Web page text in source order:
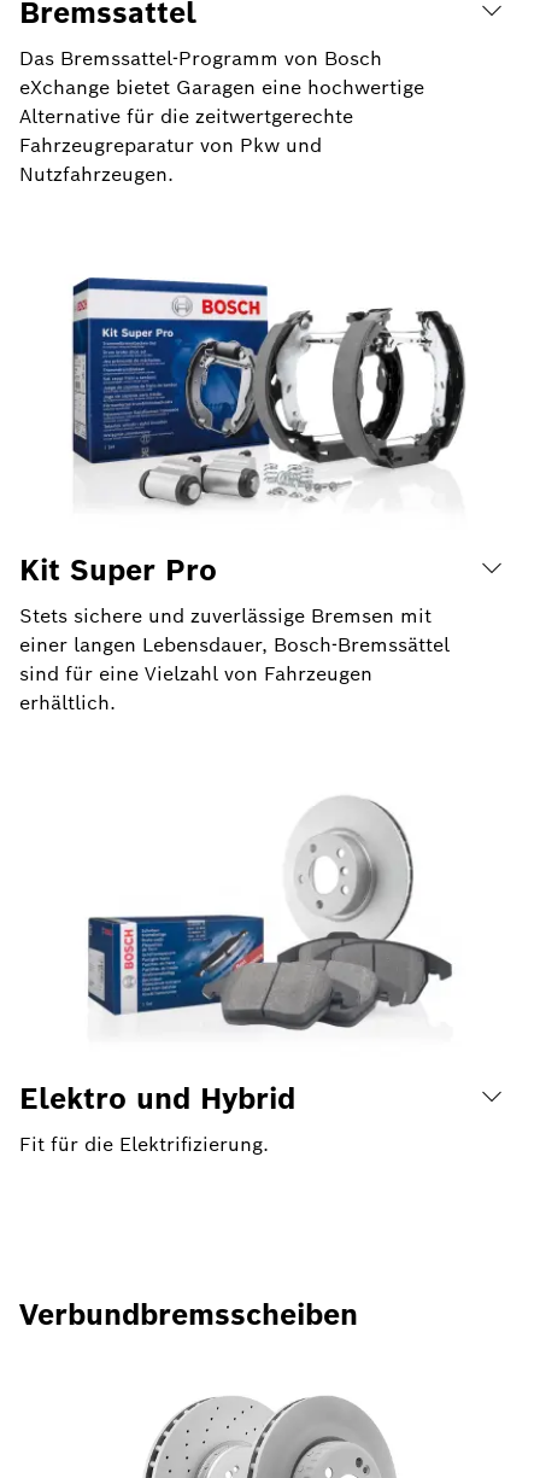
Bremssattel
Das Bremssattel-Programm von Bosch
eXchange bietet Garagen eine hochwertige
Alternative für die zeitwertgerechte
Fahrzeugreparatur von Pkw und
Nutzfahrzeugen.
Kit Super Pro
Stets sichere und zuverlässige Bremsen mit
einer langen Lebensdauer, Bosch-Bremssättel
sind für eine Vielzahl von Fahrzeugen
erhältlich.
Elektro und Hybrid
Fit für die Elektrifizierung.
Verbundbremsscheiben